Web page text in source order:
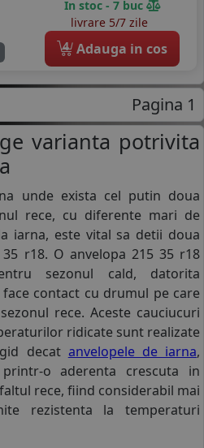
In stoc - 7 buc
livrare 5/7 zile
4 Adauga in cos
Pagina 1
varianta potrivita
unde exista cel putin doua
rece, cu diferente mari de
iarna, este vital sa detii doua
r18. O anvelopa 215 35 r18
sezonul cald, datorita
contact cu drumul pe care
rece. Aceste cauciucuri
ridicate sunt realizate
decat anvelopele de iarna,
o aderenta crescuta in
rece, fiind considerabil mai
rezistenta la temperaturi